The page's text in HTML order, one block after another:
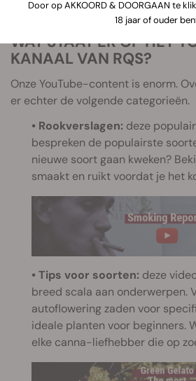
WAT STAAT ER OP HET YOUTUBE-
KANAAL VAN RQS?
Onze YouTube-content is enorm.
er echter de volgende categorieën.
• Rookverslagen: deze
bespreken de populairste
nieuwe soort gaan kweken?
smaakt en ruikt voordat je het
• Tips voor soorten: deze
breed scala aan onderwerpen.
autoflowering zaden voor
ideale planten voor beginners.
elke canna-liefhebber die op
Door op AKKOORD & DOORGAAN te
18 jaar of ouder